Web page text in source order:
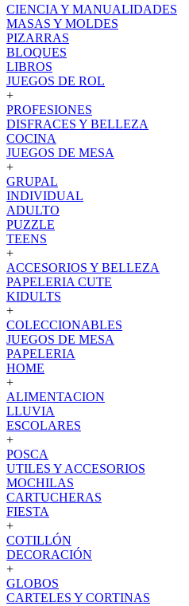
CIENCIA Y MANUALIDADES
MASAS Y MOLDES
PIZARRAS
BLOQUES
LIBROS
JUEGOS DE ROL
+
PROFESIONES
DISFRACES Y BELLEZA
COCINA
JUEGOS DE MESA
+
GRUPAL
INDIVIDUAL
ADULTO
PUZZLE
TEENS
+
ACCESORIOS Y BELLEZA
PAPELERIA CUTE
KIDULTS
+
COLECCIONABLES
JUEGOS DE MESA
PAPELERIA
HOME
+
ALIMENTACION
LLUVIA
ESCOLARES
+
POSCA
UTILES Y ACCESORIOS
MOCHILAS
CARTUCHERAS
FIESTA
+
COTILLÓN
DECORACIÓN
+
GLOBOS
CARTELES Y CORTINAS